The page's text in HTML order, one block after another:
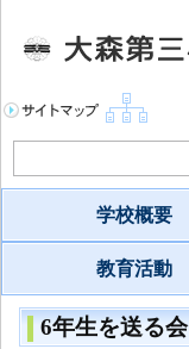
学校概要
教育活動
6年生を送る会